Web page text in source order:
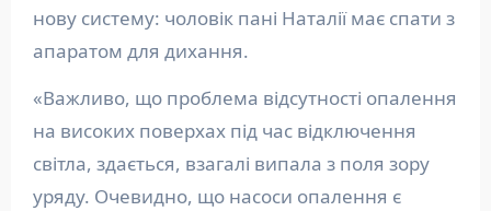
нову систему: чоловік пані Наталії має спати з
апаратом для дихання.
«Важливо, що проблема відсутності опалення
на високих поверхах під час відключення
світла, здається, взагалі випала з поля зору
уряду. Очевидно, що насоси опалення є